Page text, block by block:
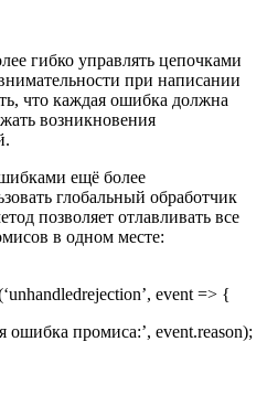
гибко управлять цепочками
при написании
что каждая ошибка должна
возникновения
ещё более
глобальный обработчик
позволяет отлавливать все
в одном месте:
event => {
ошибка промиса:’, event.reason);